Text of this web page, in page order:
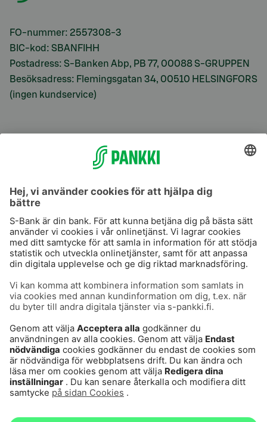
FO-nummer: 2557308-3
BIC-kod: SBANFIHH
Postadress: S-Banken Abp, PB 77, 00088 S-GRUPPEN
Besöksadress: Flemingsgatan 34, 00510 HELSINGFORS
(ingen kundservice)
S-Prime
Användarvillkor
Dataskydd
Cookies
Tillgänglighetsutlåtande